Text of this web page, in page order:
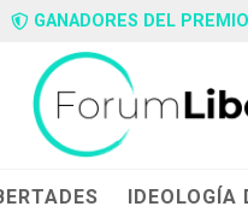
GANADORES DEL
IDEOLOGÍA